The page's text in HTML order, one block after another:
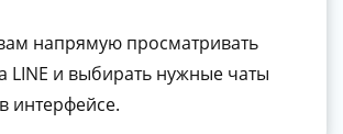
напрямую просматривать
LINE и выбирать нужные чаты
интерфейсе.